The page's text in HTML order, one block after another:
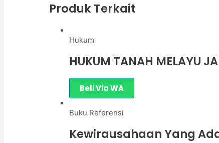
Produk Terkait
Hukum
HUKUM TANAH
Beli Via WA
Buku Referensi
Kewirausahaan Yang